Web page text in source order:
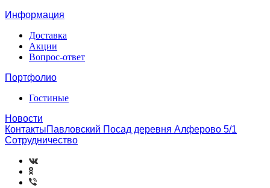
Информация
Доставка
Акции
Вопрос-ответ
Портфолио
Гостиные
Новости
КонтактыПавловский Посад деревня Алферово 5/1
Сотрудничество